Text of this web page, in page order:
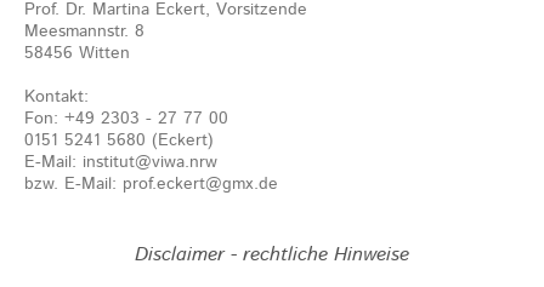
Prof. Dr. Martina Eckert, Vorsitzende
Meesmannstr. 8
58456 Witten
Kontakt:
Fon: +49 2303 - 27 77 00
0151 5241 5680 (Eckert)
E-Mail: institut@viwa.nrw
bzw. E-Mail: prof.eckert@gmx.de
Disclaimer - rechtliche Hinweise